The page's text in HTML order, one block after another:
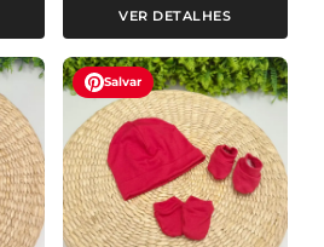
VER DETALHES
Salvar